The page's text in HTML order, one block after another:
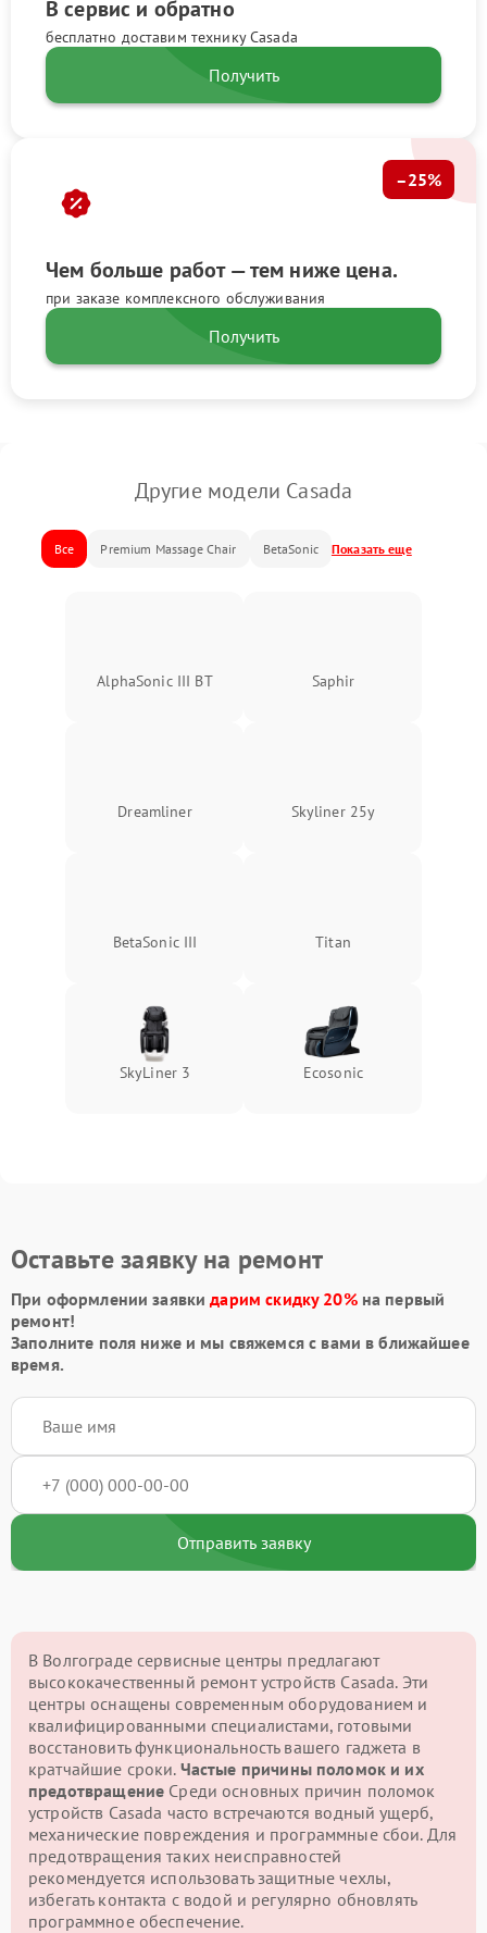
В сервис и обратно
бесплатно доставим технику Casada
Получить
Чем больше работ — тем ниже цена.
при заказе комплексного обслуживания
–25%
Получить
Другие модели Casada
Все Premium Massage Chair BetaSonic Показать еще
AlphaSonic III BT Saphir
Dreamliner Skyliner 25y
BetaSonic III Titan
SkyLiner 3 Ecosonic
Оставьте заявку на ремонт
При оформлении заявкидарим скидку 20%на первый
ремонт!
Заполните поля ниже и мы свяжемся с вами в ближайшее
время.
Отправить заявку
В Волгограде сервисные центры предлагают
высококачественный ремонт устройств Casada. Эти
центры оснащены современным оборудованием и
квалифицированными специалистами, готовыми
восстановить функциональность вашего гаджета в
кратчайшие сроки. Частые причины поломок и их
предотвращение Среди основных причин поломок
устройств Casada часто встречаются водный ущерб,
механические повреждения и программные сбои. Для
предотвращения таких неисправностей
рекомендуется использовать защитные чехлы,
избегать контакта с водой и регулярно обновлять
программное обеспечение.